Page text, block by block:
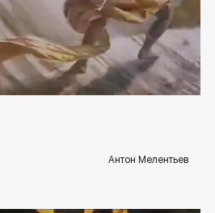
spb.rakovgallery.ru
Антон Мелентьев